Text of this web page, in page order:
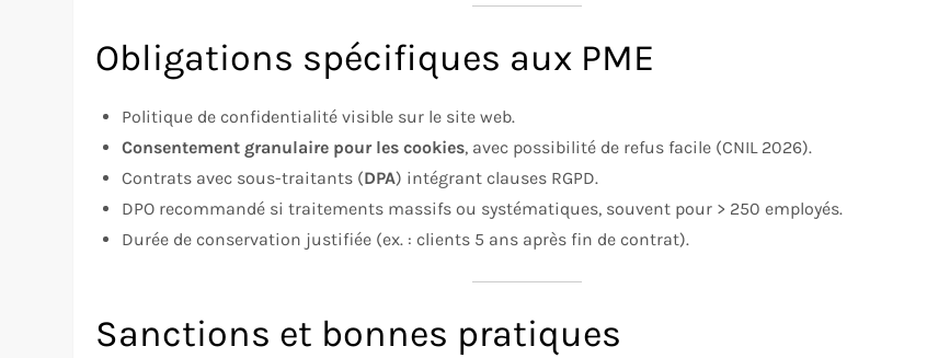
Obligations spécifiques aux PME
Politique de confidentialité visible sur le site web.
Consentement granulaire pour les cookies, avec possibilité de refus facile (CNIL 2026).
Contrats avec sous-traitants (DPA) intégrant clauses RGPD.
DPO recommandé si traitements massifs ou systématiques, souvent pour > 250 employés.
Durée de conservation justifiée (ex. : clients 5 ans après fin de contrat).
Sanctions et bonnes pratiques